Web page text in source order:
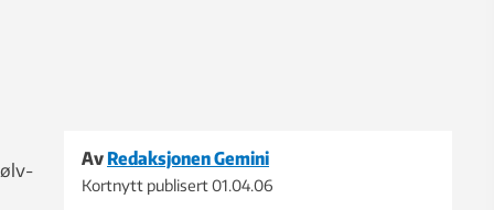
Av Redaksjonen Gemini
Kortnytt publisert01.04.06